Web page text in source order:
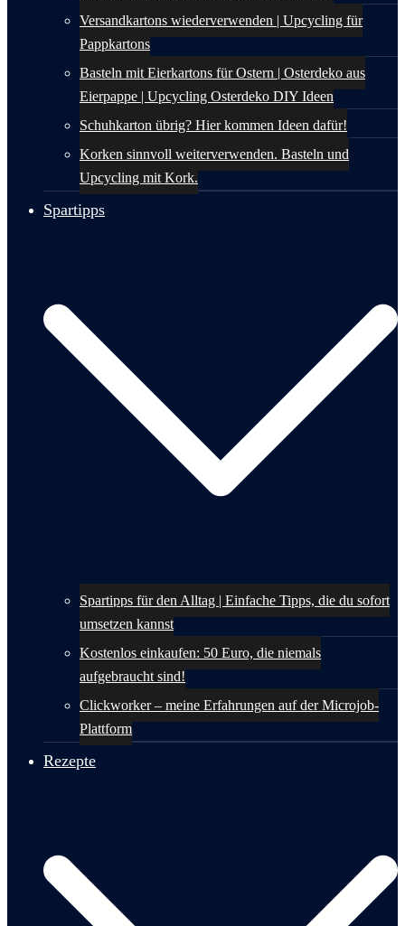
Versandkartons wiederverwenden | Upcycling für
Pappkartons
Basteln mit Eierkartons für Ostern | Osterdeko aus
Eierpappe | Upcycling Osterdeko DIY Ideen
Schuhkarton übrig? Hier kommen Ideen dafür!
Korken sinnvoll weiterverwenden. Basteln und
Upcycling mit Kork.
Spartipps
Spartipps für den Alltag | Einfache Tipps, die du sofort
umsetzen kannst
Kostenlos einkaufen: 50 Euro, die niemals
aufgebraucht sind!
Clickworker – meine Erfahrungen auf der Microjob-
Plattform
Rezepte